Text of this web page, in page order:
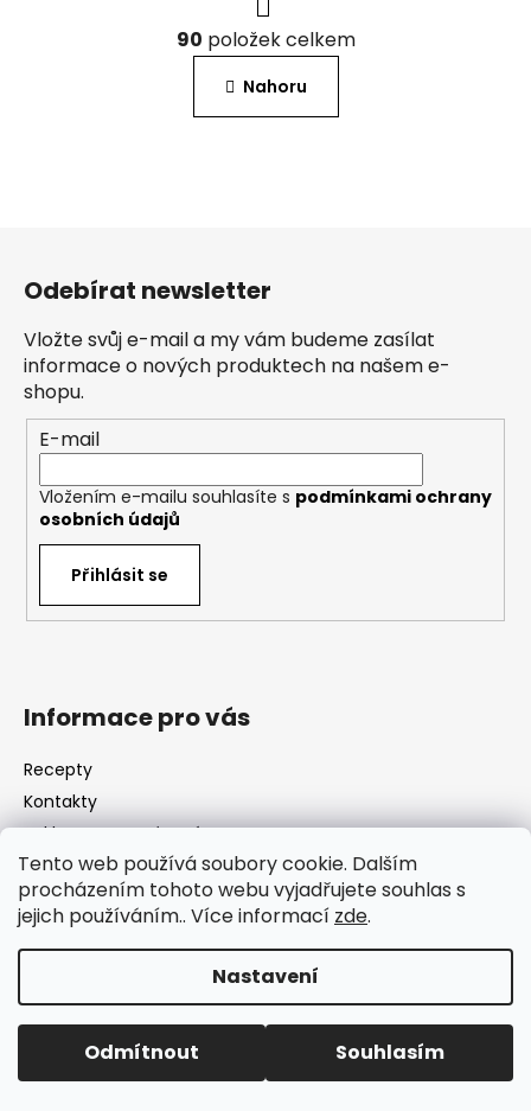
Tento web používá soubory cookie. Dalším
procházením tohoto webu vyjadřujete souhlas s
jejich používáním.. Více informací zde.
Nastavení
Odmítnout Souhlasím
O
v
l
á
d
v
k
y
v
p
s
u
r
á
n
k
90 položek celkem
Nahoru
Odebírat newsletter
Vložte svůj e-mail a my vám budeme zasílat
informace o nových produktech na našem e-
shopu.
E-mail
Vložením e-mailu souhlasíte s podmínkami ochrany
osobních údajů
Přihlásit se
Informace pro vás
Recepty
Kontakty
Reklamace a vrácení
Moje objednávka
Vyhledávač receptů
Obchodní podmínky